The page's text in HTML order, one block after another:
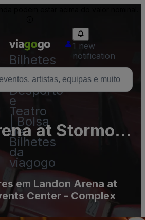
Bilhetes
-
Concertos,
Desporto
e
Teatro
| Bolsa
de
Bilhetes
da
viagogo
1 new
notification
at Stormont
Center -
em Landon Arena at
Center - Complex